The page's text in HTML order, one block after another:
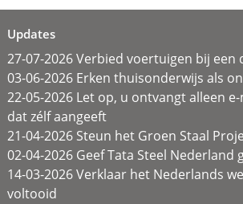
Updates
27-07-2026 Verbied voertuigen bij
03-06-2026 Erken thuisonderwijs als
22-05-2026 Let op, u ontvangt alleen
dat zélf aangeeft
21-04-2026 Steun het Groen Staal
02-04-2026 Geef Tata Steel Nederland
14-03-2026 Verklaar het Nederlands
voltooid